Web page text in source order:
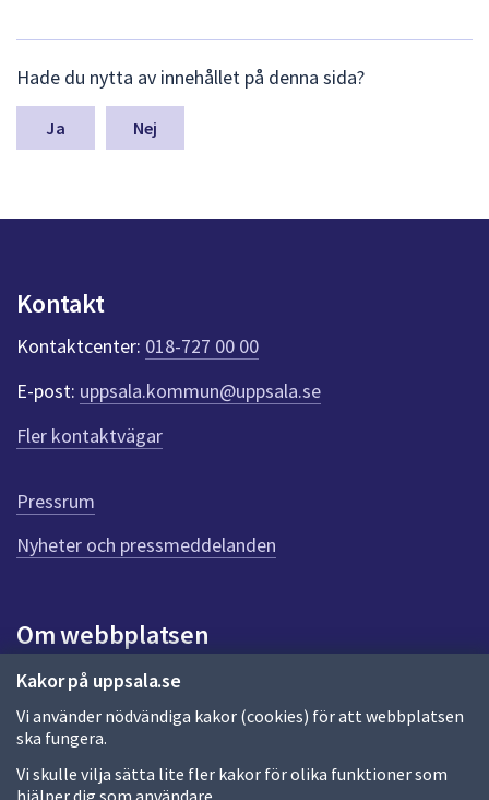
Kakor på uppsala.se
Vi använder nödvändiga kakor (cookies) för att webbplatsen
ska fungera.
Vi skulle vilja sätta lite fler kakor för olika funktioner som
hjälper dig som användare.
ä
m
a
n
k
t
e
r
f
ö
r
e
n
n
a
d
a
Hade du nytta av innehållet på denna sida?
Nej
Kontakt
Kontaktcenter: 018-727 00 00
E-post: uppsala.kommun@uppsala.se
Fler kontaktvägar
Pressrum
Nyheter och pressmeddelanden
Om webbplatsen
Om webbplatsen
Allmänna handlingar och diarium
Behandling av personuppgifter